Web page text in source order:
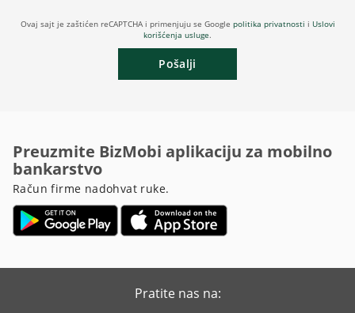
Ovaj sajt je zaštićen reCAPTCHA i primenjuju se Google politika privatnosti i Uslovi
korišćenja usluge.
Pošalji
Preuzmite BizMobi aplikaciju za mobilno
bankarstvo
Račun firme nadohvat ruke.
Pratite nas na: